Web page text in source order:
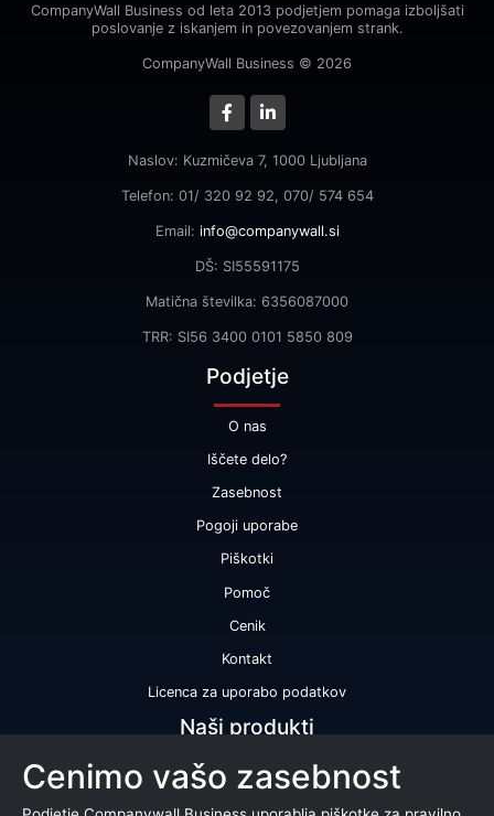
CompanyWall Business od leta 2013 podjetjem pomaga izboljšati
poslovanje z iskanjem in povezovanjem strank.
CompanyWall Business © 2026
Naslov: Kuzmičeva 7, 1000 Ljubljana
Telefon: 01/ 320 92 92, 070/ 574 654
Email: info@companywall.si
DŠ: SI55591175
Matična številka: 6356087000
TRR: SI56 3400 0101 5850 809
Podjetje
O nas
Iščete delo?
Zasebnost
Pogoji uporabe
Piškotki
Pomoč
Cenik
Kontakt
Licenca za uporabo podatkov
Naši produkti
Bonitetna ocena
Bonitetno poročilo
Cenimo vašo zasebnost